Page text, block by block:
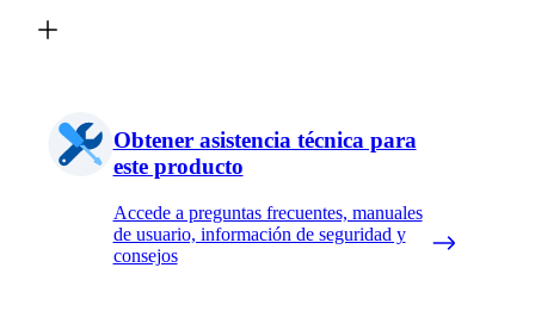
Obtener asistencia técnica para
este producto
Accede a preguntas frecuentes, manuales
de usuario, información de seguridad y
consejos